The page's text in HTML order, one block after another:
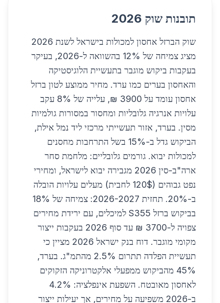
תובנות שוק 2026
שוק הברזל אחסון למכולות בישראל לשנת 2026
מציג צמיחה של 12% בהשוואה ל-2026, בעיקר
בעקבות ביקוש מוגבר בתעשיית הלוגיסטיקה
והאחסון בערים כמו ערד. מחיר ממוצע לטון ברזל
אחסון עומד על 3900 ₪, עלייה של 8% עקב
עלויות אנרגיה גלובליות ומחסור במסורות גולמיות
מסין. בערד, אזור תעשייתי מרכזי ליד נמל אילת,
הביקוש גדל ב-15% בשל התרחבות מחסנים
למכולות יבוא. גורמים גלובליים: מלחמת סחר
ארה"ב-סין 2026 מגבירה יבוא לישראל, ומחירי
נפט גבוהים (120$ לחבית) מעלים עלויות הובלה
ב-20%. תחזית 2026-2027: צמיחה של 18%
בביקוש ברזל S355 למיכלים, עם ירידת מחירים
צפויה ל-3700 ₪ עד סוף 2026 בעקבות ייצור
מקומי מוגבר. דוח בנק ישראל 2026 מציין כי
תעשיית הפלדה תתרום 2.5% מהתמ"ג. בערד,
45% מהביקוש ממפעלי אלקטרוניקה הזקוקים
לאחסון מאובטח. השפעת אינפלציה: 4.2%
ב-2026 משפיעה על מחירים, אך יעילות ייצור